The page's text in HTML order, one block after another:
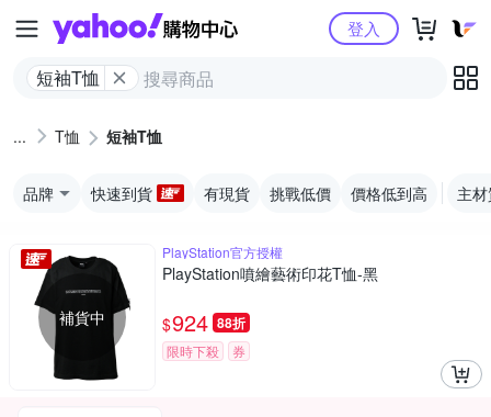
Yahoo購物中心
短袖T恤
登入
T恤 短袖T恤
品牌 快速到貨 有現貨 挑戰低價 價格低到高 主
補貨中
PlayStation官方授權
PlayStation噴繪藝術印花T恤-黑
$924 88折
限時下殺 券